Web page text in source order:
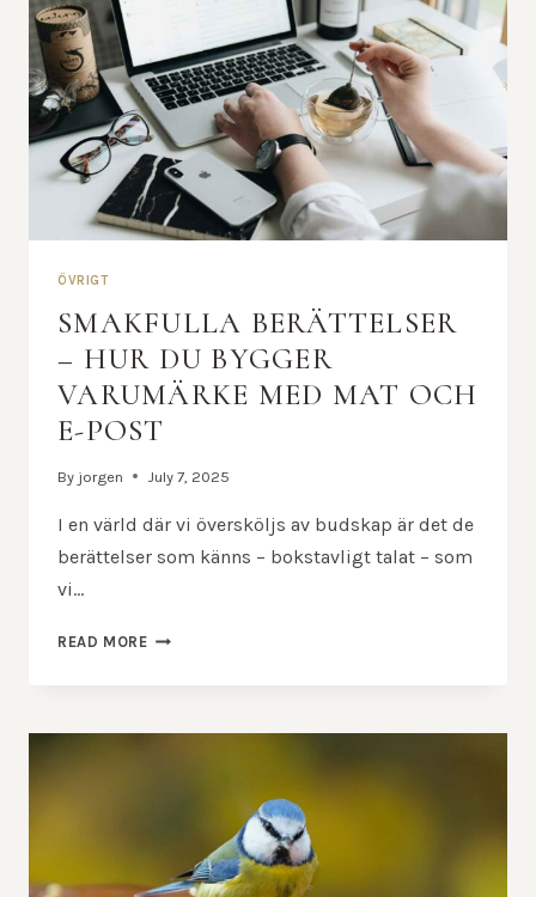
ÖVRIGT
SMAKFULLA BERÄTTELSER
– HUR DU BYGGER
VARUMÄRKE MED MAT OCH
E-POST
By jorgen July 7, 2025
I en värld där vi översköljs av budskap är det de
berättelser som känns – bokstavligt talat – som
vi…
READ MORESMAKFULLA
DU
E-